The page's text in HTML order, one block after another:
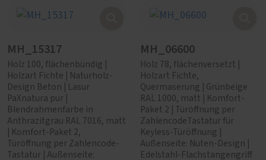
MH_15317
Holz 100, flächenbündig |
Holzart Fichte | Naturholz-
Design Beton | Lasur
PaXnatura pur |
Blendrahmenfarbe in
Anthrazitgrau RAL 7016, matt
| Komfort-Paket 2,
Türöffnung per Zahlencode-
Tastatur | Außenseite:
MH_06600
Holz 78, flächenversetzt |
Holzart Fichte,
Quermaserung | Grünbeige
RAL 1000, matt | Komfort-
Paket 2 | Türöffnung per
ZahlencodeTastatur für
Keyless-Türöffnung |
Außenseite: Nuten-Design |
Edelstahl-Flachstangengriff